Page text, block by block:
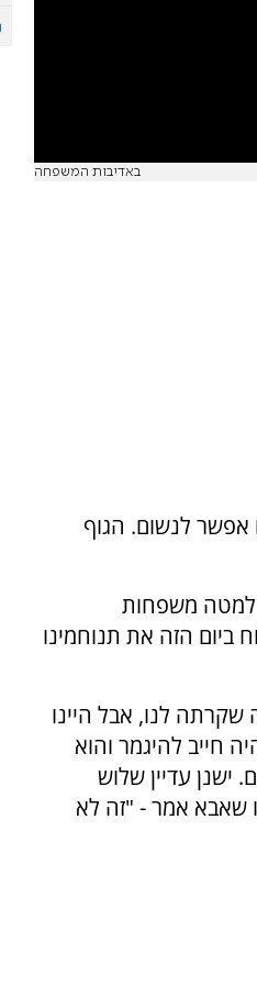
באדיבות המשפחה
לא שוכב מוטל ברחובות הארורים של עזה ואחרי 769 ימים אפשר לנשום. הגוף
"למטה משפחות
ביום הזה את תנוחמינו
לנו, אבל היינו
חייב להיגמר והוא
ישנן עדיין שלוש
שאבא אמר - "זה לא